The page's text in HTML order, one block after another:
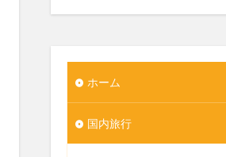
ホーム
国内旅行